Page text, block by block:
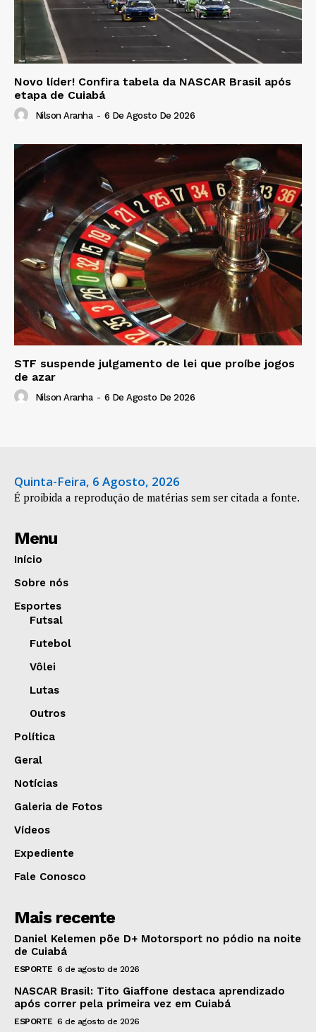
Novo líder! Confira tabela da NASCAR Brasil após
etapa de Cuiabá
Nilson Aranha - 6 De Agosto De 2026
STF suspende julgamento de lei que proíbe jogos
de azar
Nilson Aranha - 6 De Agosto De 2026
Quinta-Feira, 6 Agosto, 2026
É proibida a reprodução de matérias sem ser citada a fonte.
Menu
Início
Sobre nós
Esportes
Futsal
Futebol
Vôlei
Lutas
Outros
Política
Geral
Notícias
Galeria de Fotos
Vídeos
Expediente
Fale Conosco
Mais recente
Daniel Kelemen põe D+ Motorsport no pódio na noite
de Cuiabá
ESPORTE 6 de agosto de 2026
NASCAR Brasil: Tito Giaffone destaca aprendizado
após correr pela primeira vez em Cuiabá
ESPORTE 6 de agosto de 2026